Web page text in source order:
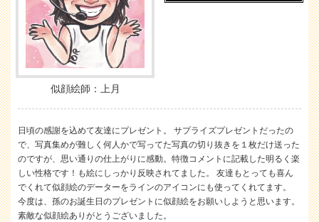
似顔絵師：上月
日頃の感謝を込めて友達にプレゼント。 サプライズプレゼントだったの
で、写真集めが難しく何人かで写ってた写真の切り抜きを１枚だけ送った
のですが、思い通りの仕上がりに感動。特徴コメントに記載した明るく楽
しい性格です！も絵にしっかり反映されてました。 友達もとっても喜ん
でくれて似顔絵のデーターをラインのアイコンにも使ってくれてます。
今度は、孫のお誕生日のプレゼントに似顔絵をお願いしようと思います。
素敵な似顔絵ありがとうございました。